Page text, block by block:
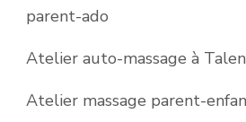
parent-ado
Atelier auto-massage à
Atelier massage parent-